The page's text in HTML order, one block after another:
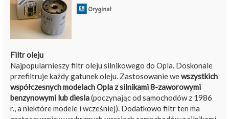
Filtr oleju
Najpopularnieszy filtr oleju silnikowego do Opla. Doskonale
przefiltruje każdy gatunek oleju. Zastosowanie wewszystkich
współczesnych modelach Opla z silnikami 8-zaworowymi
benzynowymi lub diesla(poczynając od samochodów z 1986
r., a niektóre modele i wcześniej). Dodatkowo filtr ten ma